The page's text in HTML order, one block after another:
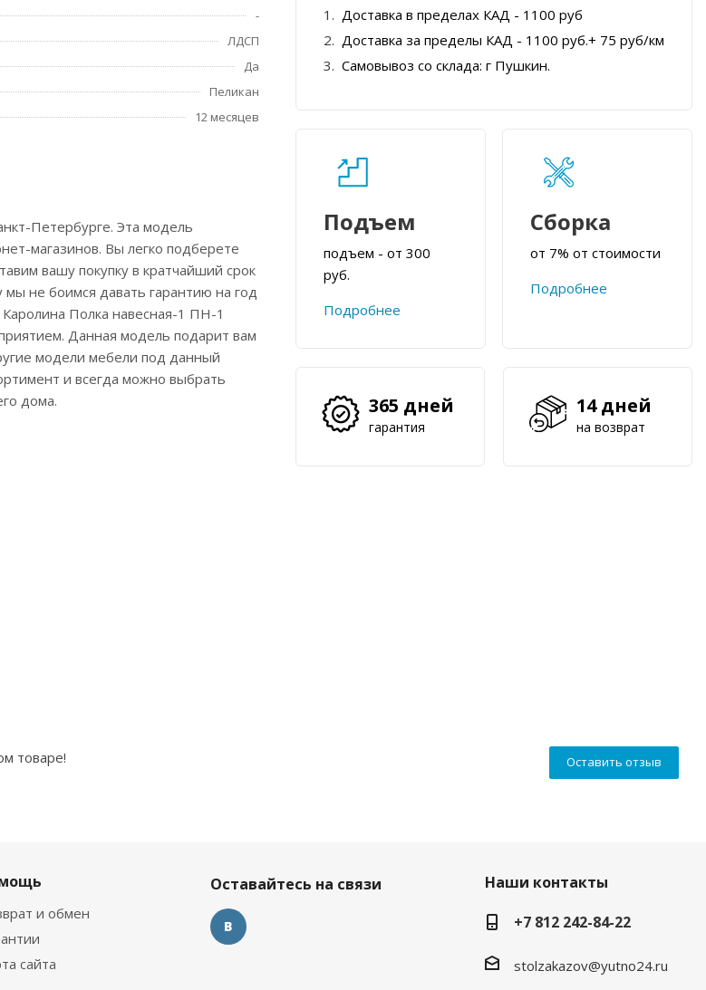
-
ЛДСП
Да
Пеликан
12 месяцев
Петербурге. Эта модель
магазинов. Вы легко подберете
вашу покупку в кратчайший срок
не боимся давать гарантию на год
Полка навесная-1 ПН-1
Данная модель подарит вам
модели мебели под данный
и всегда можно выбрать
дома.
Доставка в пределах КАД - 1100 руб
Доставка за пределы КАД - 1100 руб.+ 75 руб/км
Самовывоз со склада: г Пушкин.
Подъем
подъем - от 300
руб.
Подробнее
Сборка
от 7% от стоимости
Подробнее
365 дней
гарантия
14 дней
на возврат
Оставить отзыв
товаре!
и обмен
сайта
Оставайтесь на связи
Наши контакты
+7 812 242-84-22
stolzakazov@yutno24.ru